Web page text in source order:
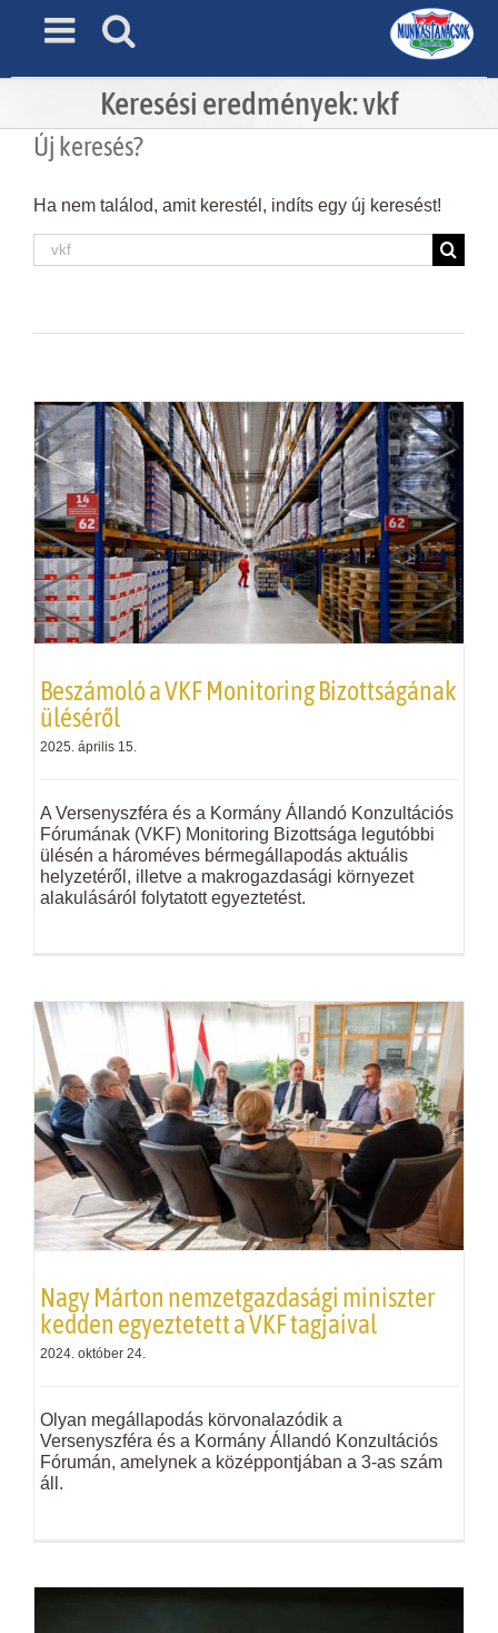
Keresési eredmények: vkf
Új keresés?
Ha nem találod, amit kerestél, indíts egy új keresést!
Beszámoló aVKFMonitoring Bizottságának
üléséről
2025. április 15.
A Versenyszféra és a Kormány Állandó Konzultációs
Fórumának (VKF) Monitoring Bizottsága legutóbbi
ülésén a hároméves bérmegállapodás aktuális
helyzetéről, illetve a makrogazdasági környezet
alakulásáról folytatott egyeztetést.
Nagy Márton nemzetgazdasági miniszter
kedden egyeztetett aVKFtagjaival
2024. október 24.
Olyan megállapodás körvonalazódik a
Versenyszféra és a Kormány Állandó Konzultációs
Fórumán, amelynek a középpontjában a 3-as szám
áll.